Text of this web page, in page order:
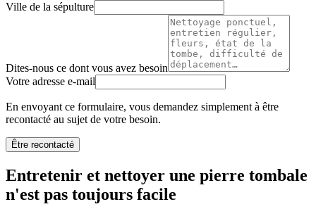
Ville de la sépulture
Dites-nous ce dont vous avez besoin
Votre adresse e-mail
En envoyant ce formulaire, vous demandez simplement à être
recontacté au sujet de votre besoin.
Être recontacté
Entretenir et nettoyer une pierre tombale
n'est pas toujours facile